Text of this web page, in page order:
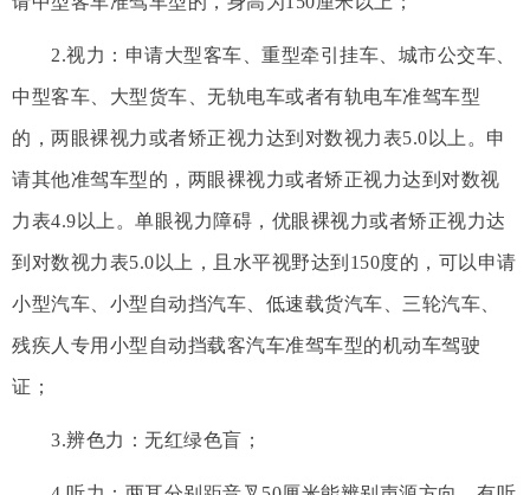
2.视力：申请大型客车、重型牵引挂车、城市公交车、
中型客车、大型货车、无轨电车或者有轨电车准驾车型
的，两眼裸视力或者矫正视力达到对数视力表5.0以上。申
请其他准驾车型的，两眼裸视力或者矫正视力达到对数视
力表4.9以上。单眼视力障碍，优眼裸视力或者矫正视力达
到对数视力表5.0以上，且水平视野达到150度的，可以申请
小型汽车、小型自动挡汽车、低速载货汽车、三轮汽车、
残疾人专用小型自动挡载客汽车准驾车型的机动车驾驶
证；
3.辨色力：无红绿色盲；